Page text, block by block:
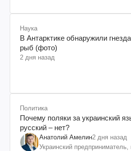
Наука
В Антарктике обнаружили
рыб (фото)
2 дня назад
Политика
Почему поляки за украинский
русский – нет?
Анатолий Амелин2 дня назад
Украинский предприниматель,